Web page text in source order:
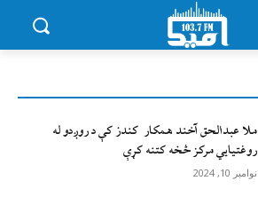
ملا عبدالحق آخند همکار کندز کې د روږدو له
روغتیایي مرکز څخه کتنه کړې
نوامبر 10, 2024